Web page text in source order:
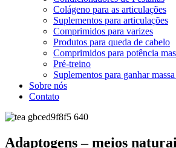
Colágeno para as articulações
Suplementos para articulações
Comprimidos para varizes
Produtos para queda de cabelo
Comprimidos para potência
Pré-treino
Suplementos para ganhar
Sobre nós
Contato
Adaptogens – meios